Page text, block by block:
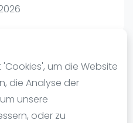
um die Website
die Analyse der
unsere
oder zu